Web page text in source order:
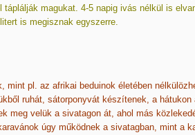
táplálják magukat. 4-5 napig ivás nélkül is
is megisznak egyszerre.
mint pl. az afrikai beduinok életében
ruhát, sátorponyvát készítenek, a hátukon
meg velük a sivatagon át, ahol más
úgy működnek a sivatagban, mint a